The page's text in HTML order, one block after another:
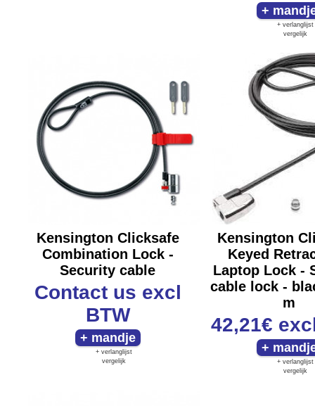
+ verlanglijst
vergelijk
Kensington Clicksafe
Combination Lock -
Security cable
Contact us excl
BTW
+ verlanglijst
vergelijk
Kensington
Keyed
Laptop Lock -
cable lock -
m
42,21€
+ verlanglijst
vergelijk